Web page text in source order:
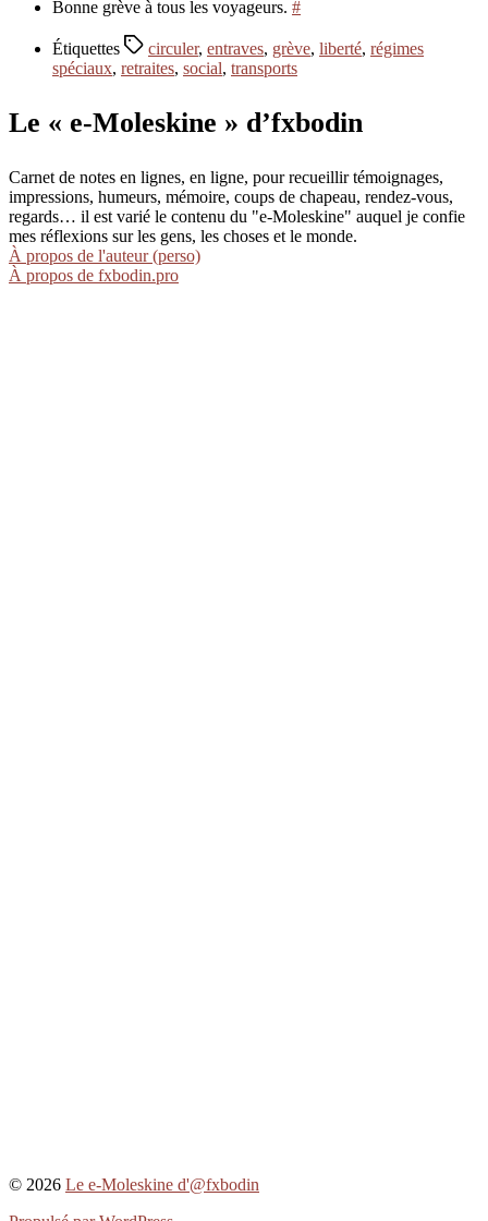
Bonne grève à tous les voyageurs. #
Étiquettes circuler, entraves, grève, liberté, régimes
spéciaux, retraites, social, transports
Le « e-Moleskine » d’fxbodin
Carnet de notes en lignes, en ligne, pour recueillir témoignages,
impressions, humeurs, mémoire, coups de chapeau, rendez-vous,
regards… il est varié le contenu du "e-Moleskine" auquel je confie
mes réflexions sur les gens, les choses et le monde.
À propos de l'auteur (perso)
À propos de fxbodin.pro
© 2026 Le e-Moleskine d'@fxbodin